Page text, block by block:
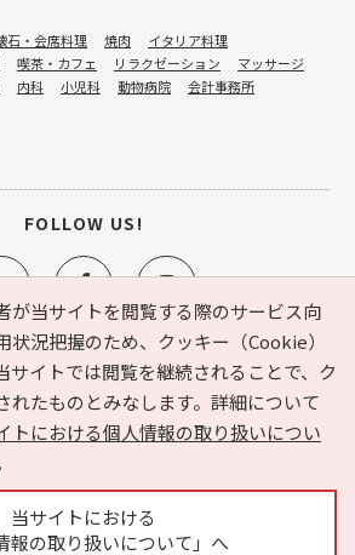
が当サイトを閲覧する際のサービス向
状況把握のため、クッキー（Cookie）
サイトでは閲覧を継続されることで、ク
れたものとみなします。詳細について
トにおける個人情報の取り扱いについ
当サイトにおける
報の取り扱いについて」へ
タ）とは？ お気に入り
ヘルプ
報の取り扱いについて
運営会社
広告掲載に関するお問い合わせ
石・会席料理 焼肉
イタリア料理
喫茶・カフェ リラクゼーション
マッサージ
内科 小児科 動物病院
会計事務所
FOLLOW US!